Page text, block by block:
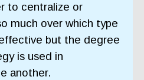
to centralize or
much over which type
but the degree
is used in
another.